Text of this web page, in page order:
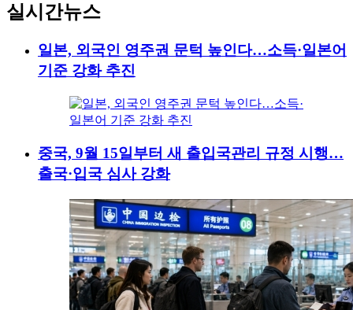
실시간뉴스
일본, 외국인 영주권 문턱 높인다…소득·일본어
기준 강화 추진
중국, 9월 15일부터 새 출입국관리 규정 시행…
출국·입국 심사 강화